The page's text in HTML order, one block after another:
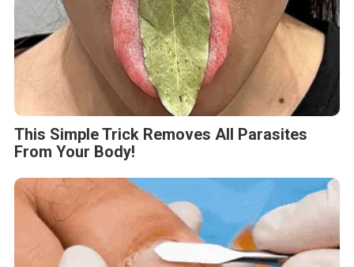
This Simple Trick Removes All Parasites
From Your Body!